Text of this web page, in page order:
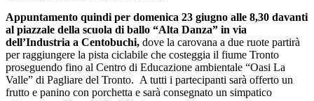
Appuntamento quindi per domenica 23 giugno alle 8,30 davanti
al piazzale della scuola di ballo “Alta Danza” in via
dell’Industria a Centobuchi, dove la carovana a due ruote partirà
per raggiungere la pista ciclabile che costeggia il fiume Tronto
proseguendo fino al Centro di Educazione ambientale “Oasi La
Valle” di Pagliare del Tronto. A tutti i partecipanti sarà offerto un
frutto e panino con porchetta e sarà consegnato un simpatico